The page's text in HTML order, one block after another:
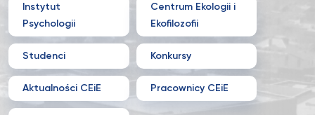
Instytut
Psychologii
Centrum Ekologii i
Ekofilozofii
Studenci Konkursy
Aktualności CEiE Pracownicy CEiE